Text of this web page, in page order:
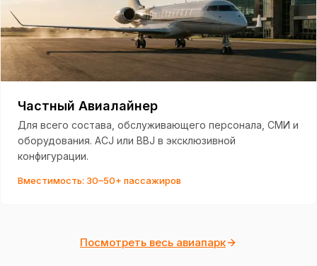
Частный Авиалайнер
Для всего состава, обслуживающего персонала, СМИ и
оборудования. ACJ или BBJ в эксклюзивной
конфигурации.
Вместимость: 30–50+ пассажиров
Посмотреть весь авиапарк